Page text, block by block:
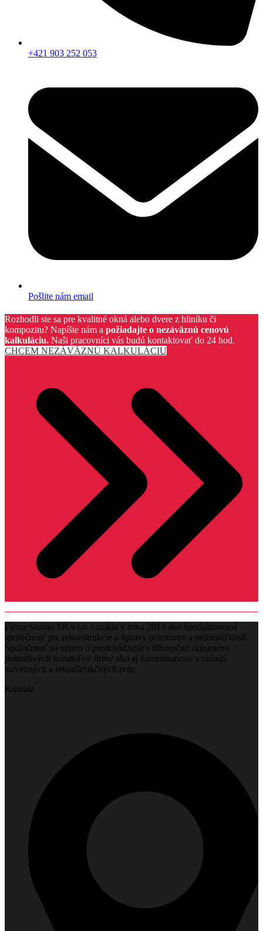
+421 903 252 053
Pošlite nám email
Rozhodli ste sa pre kvalitné okná alebo dvere z hliníku či
kompozitu? Napíšte nám a požiadajte o nezáväznú cenovú
kalkuláciu. Naši pracovníci vás budú kontaktovať do 24 hod.
CHCEM NEZÁVÄZNÚ KALKULÁCIU
Firma Stubau SR s.r.o. vznikla v roku 2014 ako špecializovaná
spoločnosť pre rekonštrukcie a úpravy priestorov a nehnuteľností.
Spoločnosť sa opiera o predchádzajúce dlhoročné skúsenosti
jednotlivých konateľov firmy ako aj zamestnancov v oblasti
stavebných a rekonštrukčných prác.
Kontakt